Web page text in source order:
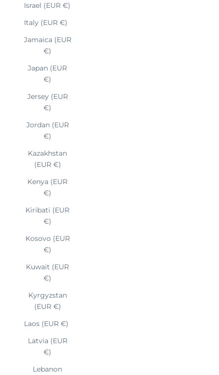
Israel (EUR €)
Italy (EUR €)
Jamaica (EUR
€)
Japan (EUR
€)
Jersey (EUR
€)
Jordan (EUR
€)
Kazakhstan
(EUR €)
Kenya (EUR
€)
Kiribati (EUR
€)
Kosovo (EUR
€)
Kuwait (EUR
€)
Kyrgyzstan
(EUR €)
Laos (EUR €)
Latvia (EUR
€)
Lebanon